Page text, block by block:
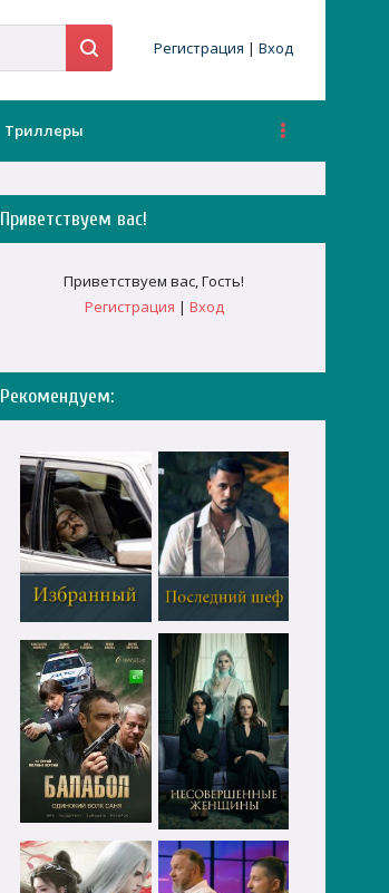
Регистрация | Вход
Триллеры
Приветствуем вас!
Приветствуем вас,Гость!
Регистрация | Вход
Рекомендуем: